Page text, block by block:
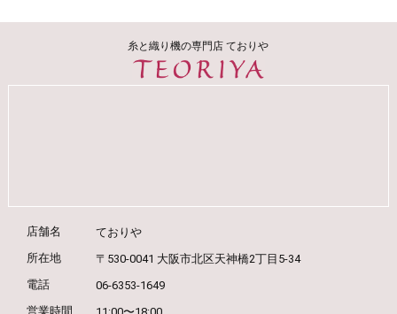
糸と織り機の専門店 ておりや
店舗名
ておりや
所在地
〒530-0041 大阪市北区天神橋2丁目5-34
電話
06-6353-1649
営業時間